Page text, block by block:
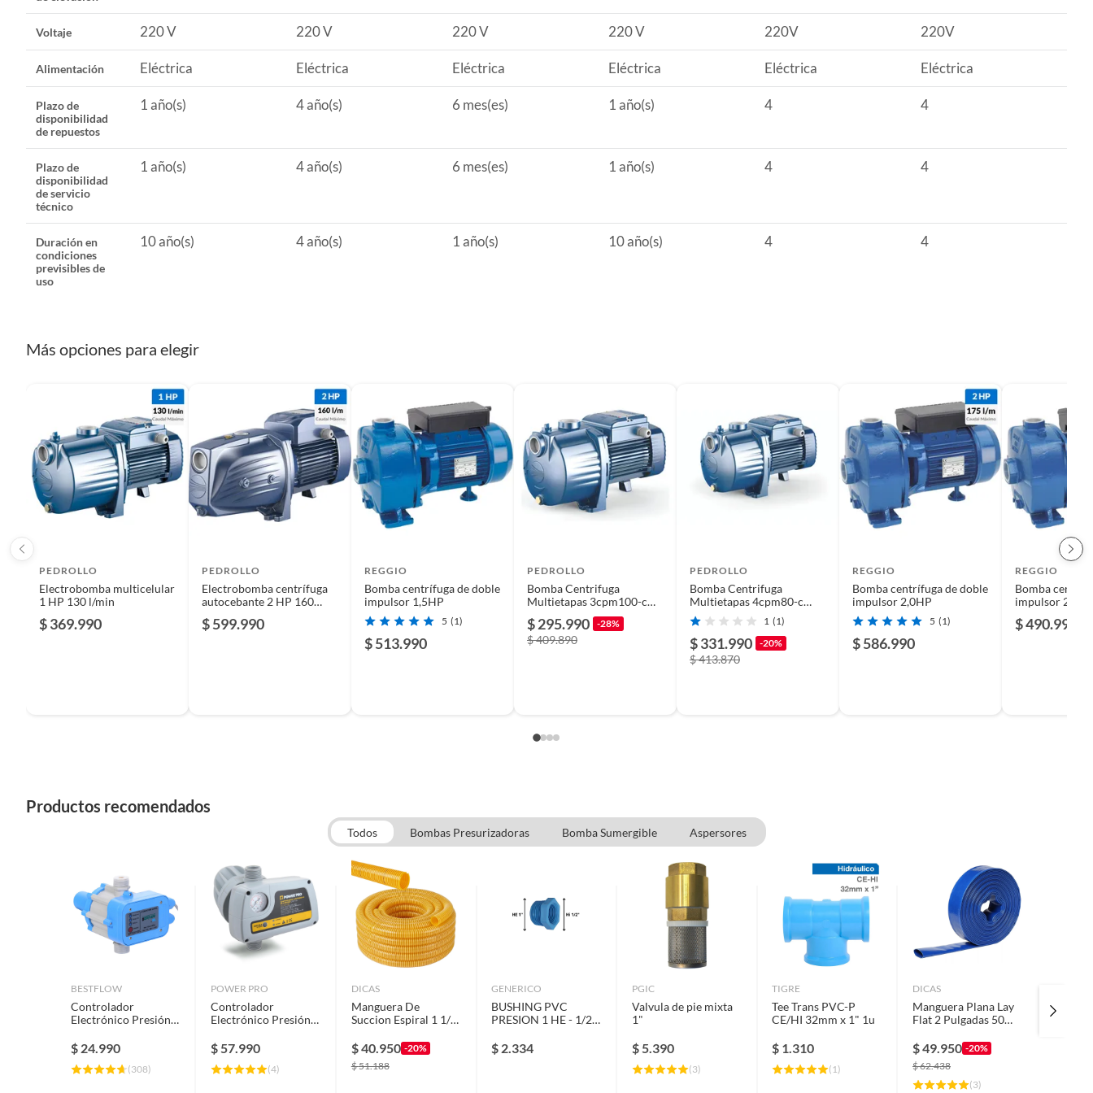
Altura máxima de elevación 41.6 m
Alimentación Eléctrica
Voltaje 220 V 220 V 220 V 220 V 220V 220V
Alimentación Eléctrica Eléctrica Eléctrica Eléctrica Eléctrica Eléctrica
Plazo de
disponibilidad
de repuestos
1 año(s) 4 año(s) 6 mes(es) 1 año(s) 4 4
Plazo de
disponibilidad
de servicio
técnico
1 año(s) 4 año(s) 6 mes(es) 1 año(s) 4 4
Duración en
condiciones
previsibles de
uso
10 año(s) 4 año(s) 1 año(s) 10 año(s) 4 4
Más opciones para elegir
PEDROLLO
Electrobomba multicelular
1 HP 130 l/min
$ 369.990
PEDROLLO
Electrobomba centrífuga
autocebante 2 HP 160
$ 599.990
REGGIO
Bomba centrífuga de doble
impulsor 1,5HP
5 (1)
$ 513.990
PEDROLLO
Bomba Centrifuga
Multietapas 3cpm100-c
0,75HP 220V Pedrollo
$ 295.990 -28%
$ 409.890
PEDROLLO
Bomba Centrifuga
Multietapas 4cpm80-c
0,75HP 220V Pedrollo
1 (1)
$ 331.990 -20%
$ 413.870
REGGIO
Bomba centrífuga de doble
impulsor 2,0HP
5 (1)
$ 586.990
REGGIO
Bomba
impulsor
$ 490.990
Productos recomendados
Todos Bombas Presurizadoras Bomba Sumergible Aspersores
BESTFLOW
Controlador
Electrónico Presión
Protección Seco
$ 24.990
(308)
POWER PRO
Controlador
Electrónico Presión
$ 57.990
(4)
DICAS
Manguera De
Succion Espiral 1 1/4
Dicas
$40.950 -20%
$51.188
GENERICO
BUSHING PVC
PRESION 1 HE - 1/2
$ 2.334
PGIC
Valvula de pie mixta
1"
$ 5.390
(3)
TIGRE
Tee Trans PVC-P
CE/HI 32mm x 1" 1u
$ 1.310
( 1)
DICAS
Manguera Plana Lay
Flat 2 Pulgadas 50
$49.950 -20%
$62.438
(3)
Valvula
1/4"